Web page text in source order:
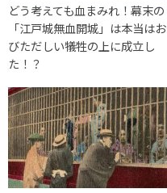
どう考えても血まみれ！幕末の
「江戸城無血開城」は本当はお
びただしい犠牲の上に成立し
た！？